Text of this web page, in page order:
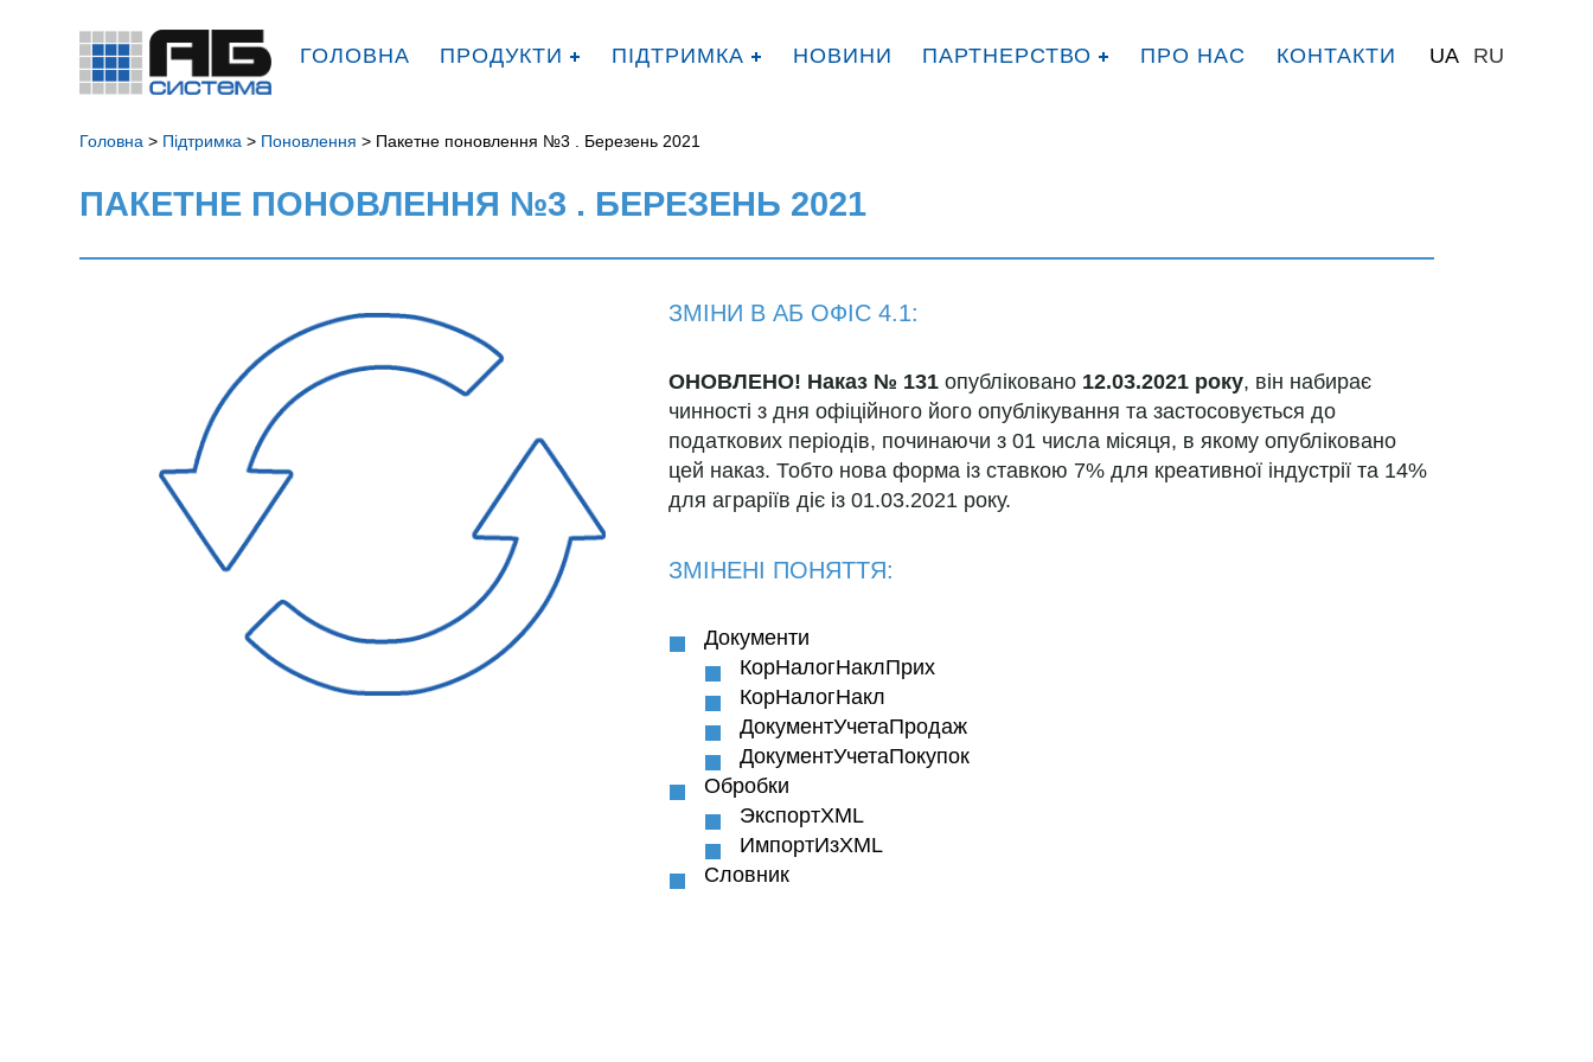
ГОЛОВНА ПРОДУКТИ ПІДТРИМКА НОВИНИ ПАРТНЕРСТВО ПРО НАС КОНТАКТИ UA RU
Головна > Підтримка > Поновлення > Пакетне поновлення №3 . Березень 2021
ПАКЕТНЕ ПОНОВЛЕННЯ №3 . БЕРЕЗЕНЬ 2021
ЗМІНИ В АБ ОФІС 4.1:
ОНОВЛЕНО! Наказ № 131 опубліковано 12.03.2021 року, він набирає
чинності з дня офіційного його опублікування та застосовується до
податкових періодів, починаючи з 01 числа місяця, в якому опубліковано
цей наказ. Тобто нова форма із ставкою 7% для креативної індустрії та 14%
для аграріїв діє із 01.03.2021 року.
ЗМІНЕНІ ПОНЯТТЯ:
Документи
КорНалогНаклПрих
КорНалогНакл
ДокументУчетаПродаж
ДокументУчетаПокупок
Обробки
ЭкспортXML
ИмпортИзXML
Словник